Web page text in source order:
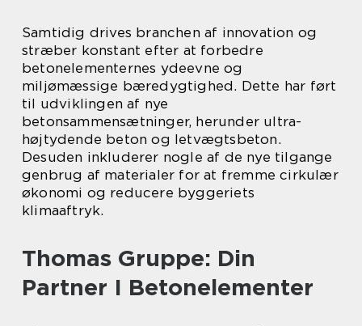
Samtidig drives branchen af innovation og
stræber konstant efter at forbedre
betonelementernes ydeevne og
miljømæssige bæredygtighed. Dette har ført
til udviklingen af nye
betonsammensætninger, herunder ultra-
højtydende beton og letvægtsbeton.
Desuden inkluderer nogle af de nye tilgange
genbrug af materialer for at fremme cirkulær
økonomi og reducere byggeriets
klimaaftryk.
Thomas Gruppe: Din
Partner I Betonelementer